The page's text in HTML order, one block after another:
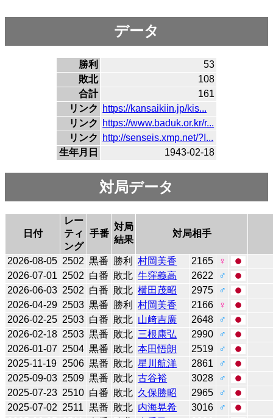
データ
勝利
53
敗北
108
合計
161
リンク
https://kansaikiin.jp/kis...
リンク
https://www.baduk.or.kr/r...
リンク
http://senseis.xmp.net/?I...
生年月日
1943-02-18
対局データ
日付
レー
ティ
ング
手番
対局
結果
対局相手
2026-08-05 2502 黒番 勝利 村岡美香 2165
♀
2026-07-01 2502 白番 敗北 牛窪義高 2622
♂
2026-06-03 2502 白番 敗北 横田茂昭 2975
♂
2026-04-29 2503 黒番 勝利 村岡美香 2166
♀
2026-02-25 2503 白番 敗北 山﨑吉廣 2648
♂
2026-02-18 2503 黒番 敗北 三根康弘 2990
♂
2026-01-07 2504 黒番 敗北 本田悟朗 2519
♂
2025-11-19 2506 黒番 敗北 星川航洋 2861
♂
2025-09-03 2509 黒番 敗北 古谷裕 3028
♂
2025-07-23 2510 白番 敗北 久保勝昭 2965
♂
2025-07-02 2511 黒番 敗北 内海晃希 3016
♂